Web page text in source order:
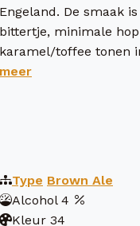
Engeland. De smaak
bittertje, minimale
karamel/toffee tonen
meer
Type Brown Ale
Alcohol 4
Kleur 34